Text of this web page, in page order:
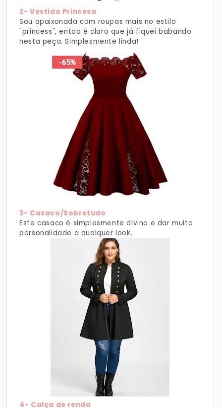
2- Vestido Princesa
Sou apaixonada com roupas mais no estilo
"princess", então é claro que já fiquei babando
nesta peça. Simplesmente linda!
3- Casaco/Sobretudo
Este casaco é simplesmente divino e dar muita
personalidade a qualquer look.
4- Calça de renda